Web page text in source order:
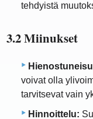
tehdyistä
3.2 Miinukset
voivat olla
tarvitsevat vain
Hinnoittelu: